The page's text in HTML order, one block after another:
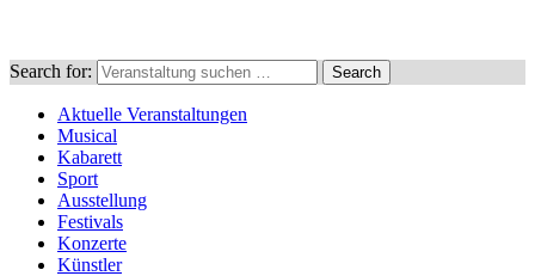
Search for: Search
Aktuelle Veranstaltungen
Musical
Kabarett
Sport
Ausstellung
Festivals
Konzerte
Künstler